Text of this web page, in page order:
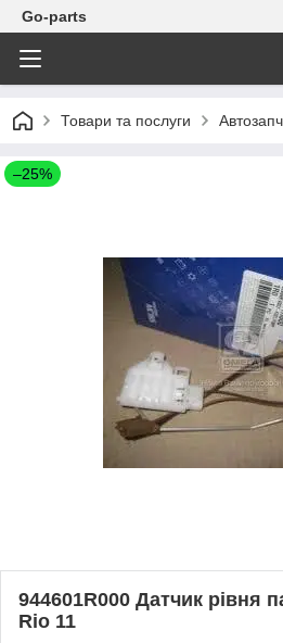
Go-parts
Товари та послуги
–25%
944601R000 Датчик рівня
Rio 11